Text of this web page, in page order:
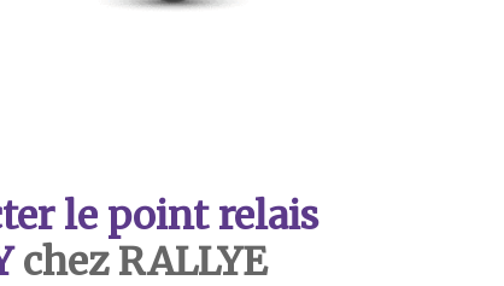
le point relais
chez RALLYE